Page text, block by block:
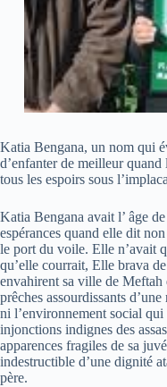
Katia Bengana, un nom qui
d’enfanter de meilleur
tous les espoirs sous
Katia Bengana avait l’ âge
espérances quand elle dit
le port du voile. Elle n’avait
qu’elle courrait, Elle brava
envahirent sa ville de Meftah
prêches assourdissants
ni l’environnement social
injonctions indignes des
apparences fragiles de sa
indestructible d’une dignité
père.